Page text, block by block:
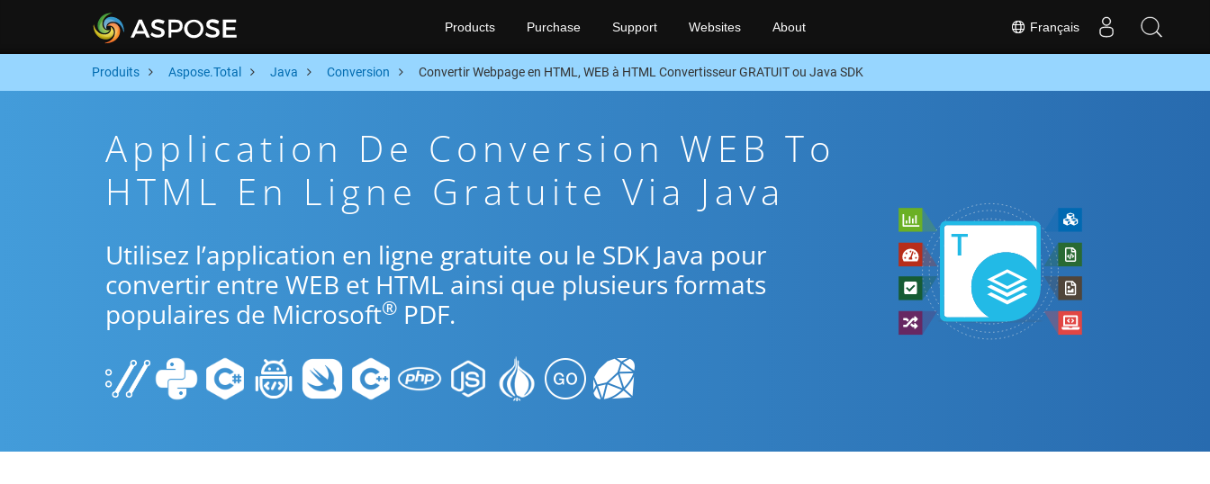
Français
Products Purchase Support Websites About
Produits Aspose.Total Java Conversion Convertir Webpage en HTML, WEB à HTML Convertisseur GRATUIT ou Java SDK
Application De Conversion WEB To
HTML En Ligne Gratuite Via Java
Utilisez l’application en ligne gratuite ou le SDK Java pour
convertir entre WEB et HTML ainsi que plusieurs formats
populaires de Microsoft® PDF.